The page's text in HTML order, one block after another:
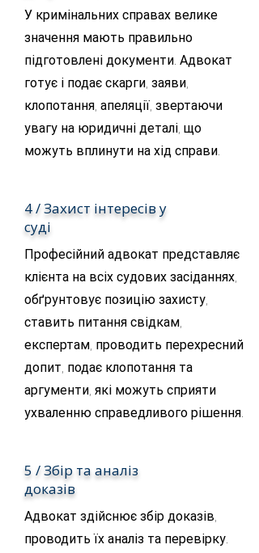
У кримінальних справах велике
значення мають правильно
підготовлені документи. Адвокат
готує і подає скарги, заяви,
клопотання, апеляції, звертаючи
увагу на юридичні деталі, що
можуть вплинути на хід справи.
4 / Захист інтересів у
суді
Професійний адвокат представляє
клієнта на всіх судових засіданнях,
обґрунтовує позицію захисту,
ставить питання свідкам,
експертам, проводить перехресний
допит, подає клопотання та
аргументи, які можуть сприяти
ухваленню справедливого рішення.
5 / Збір та аналіз
доказів
Адвокат здійснює збір доказів,
проводить їх аналіз та перевірку.